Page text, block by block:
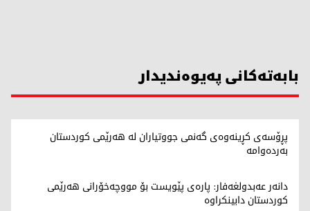
بابەتەکانی پەیوەندیدار
پڕۆسەی کڕینەوەی گەنمی جووتیاران لە هەرێمی کوردستان
بەردەوامە
دانەر عەبدولغەفار: پارەی پێویست بۆ مووچەخۆرانی هەرێمی
کوردستان دابینکراوە